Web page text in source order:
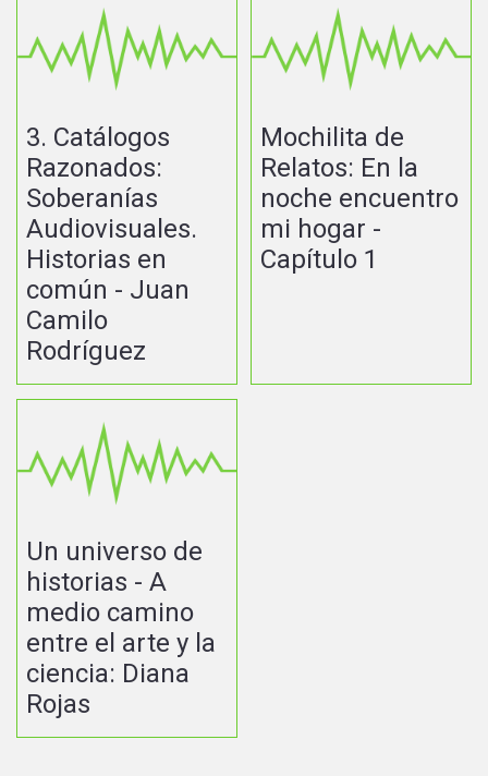
3. Catálogos
Razonados:
Soberanías
Audiovisuales.
Historias en
común - Juan
Camilo
Rodríguez
Mochilita de
Relatos: En la
noche encuentro
mi hogar -
Capítulo 1
Un universo de
historias - A
medio camino
entre el arte y la
ciencia: Diana
Rojas